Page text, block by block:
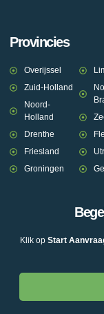
Provincies
Overijssel
Zuid-Holland
Noord-
Holland
Drenthe
Friesland
Groningen
Klik op Start